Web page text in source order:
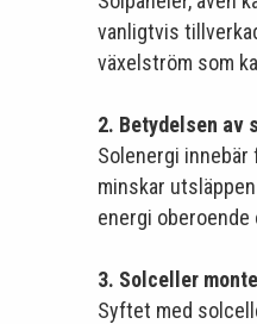
vanligtvis
växelström som
2. Betydelsen av
Solenergi
minskar
energi
3. Solceller
Syftet med